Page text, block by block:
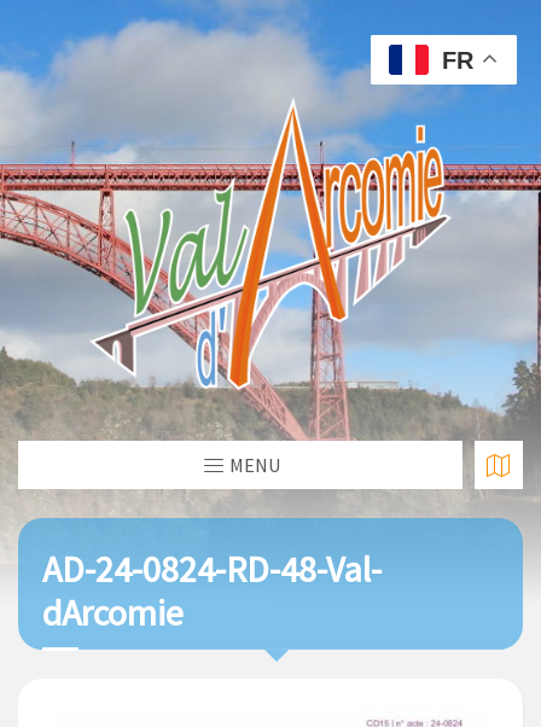
MENU
AD-24-0824-RD-48-Val-
dArcomie
FR